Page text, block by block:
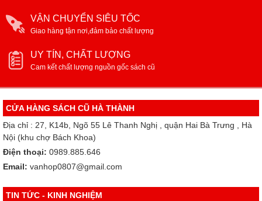
VẬN CHUYỂN SIÊU TỐC
Giao hàng tận nơi,đảm bảo chất lượng
UY TÍN, CHẤT LƯỢNG
Cam kết chất lượng nguồn gốc sách cũ
CỬA HÀNG SÁCH CŨ HÀ THÀNH
Địa chỉ : 27, K14b, Ngõ 55 Lê Thanh Nghị , quận Hai Bà Trưng , Hà
Nội (khu chợ Bách Khoa)
Điện thoại: 0989.885.646
Email: vanhop0807@gmail.com
TIN TỨC - KINH NGHIỆM